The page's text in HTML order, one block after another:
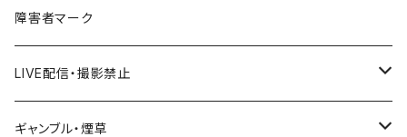
国道600～699号線
国道700～799号線
ROUTE600～699号線
秋田県
Tシャツ
ステッカー
山形県
福島県
障害者マーク
LIVE配信・撮影禁止
LIVE配信禁止
ギャンブル・煙草